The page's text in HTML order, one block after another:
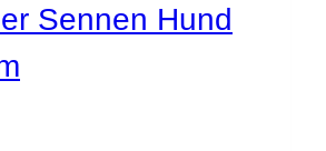
Sennen Hund